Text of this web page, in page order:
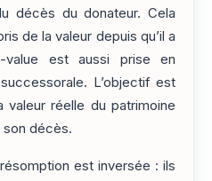
décès du donateur. Cela
de la valeur depuis qu’il a
est aussi prise en
L’objectif est
réelle du patrimoine
son décès.
est inversée : ils